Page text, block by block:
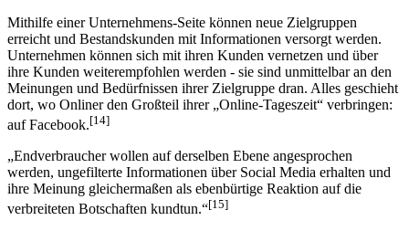
Mithilfe einer Unternehmens-Seite können neue Zielgruppen
erreicht und Bestandskunden mit Informationen versorgt werden.
Unternehmen können sich mit ihren Kunden vernetzen und über
ihre Kunden weiterempfohlen werden - sie sind unmittelbar an den
Meinungen und Bedürfnissen ihrer Zielgruppe dran. Alles geschieht
dort, wo Onliner den Großteil ihrer „Online-Tageszeit“ verbringen:
auf Facebook.[14]
„Endverbraucher wollen auf derselben Ebene angesprochen
werden, ungefilterte Informationen über Social Media erhalten und
ihre Meinung gleichermaßen als ebenbürtige Reaktion auf die
verbreiteten Botschaften kundtun.“[15]